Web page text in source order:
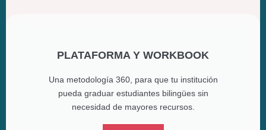
PLATAFORMA Y WORKBOOK
Una metodología 360, para que tu institución
pueda graduar estudiantes bilingües sin
necesidad de mayores recursos.